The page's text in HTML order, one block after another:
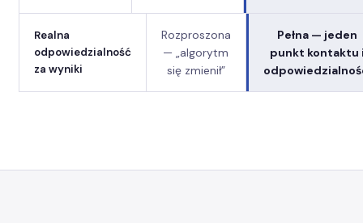
Realna
odpowiedzialność
za wyniki
Rozproszona
— „algorytm
się zmienił”
Pełna — jeden
punkt kontaktu